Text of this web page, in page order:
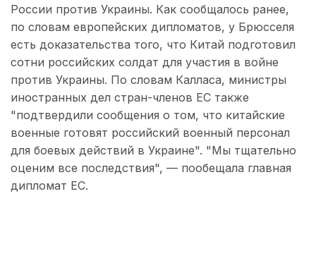
России против Украины. Как сообщалось ранее,
по словам европейских дипломатов, у Брюсселя
есть доказательства того, что Китай подготовил
сотни российских солдат для участия в войне
против Украины. По словам Калласа, министры
иностранных дел стран-членов ЕС также
"подтвердили сообщения о том, что китайские
военные готовят российский военный персонал
для боевых действий в Украине". "Мы тщательно
оценим все последствия", — пообещала главная
дипломат ЕС.